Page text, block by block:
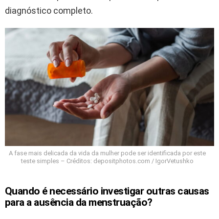
diagnóstico completo.
A fase mais delicada da vida da mulher pode ser identificada por este
teste simples – Créditos: depositphotos.com / IgorVetushko
Quando é necessário investigar outras causas
para a ausência da menstruação?